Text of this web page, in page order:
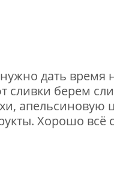
дать время
сливки берем
апельсиновую
Хорошо